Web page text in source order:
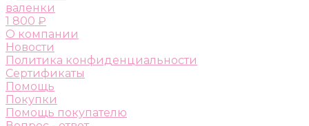
валенки
1 800 ₽
О компании
Новости
Политика конфиденциальности
Сертификаты
Помощь
Покупки
Помощь покупателю